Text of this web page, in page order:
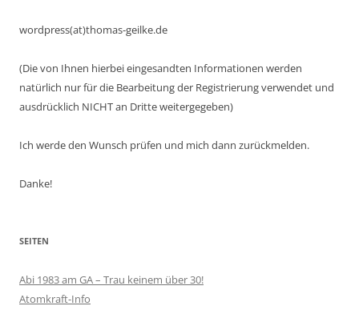
wordpress(at)thomas-geilke.de
(Die von Ihnen hierbei eingesandten Informationen werden
natürlich nur für die Bearbeitung der Registrierung verwendet und
ausdrücklich NICHT an Dritte weitergegeben)
Ich werde den Wunsch prüfen und mich dann zurückmelden.
Danke!
SEITEN
Abi 1983 am GA – Trau keinem über 30!
Atomkraft-Info